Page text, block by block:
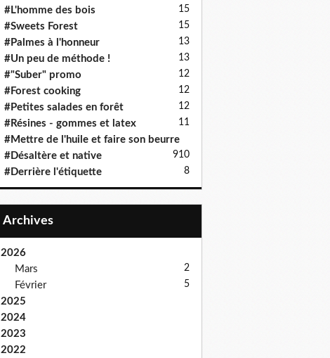
#L'homme des bois 15
#Sweets Forest 15
#Palmes à l'honneur 13
#Un peu de méthode ! 13
#"Suber" promo 12
#Forest cooking 12
#Petites salades en forêt 12
#Résines - gommes et latex 11
#Mettre de l'huile et faire son beurre
10
#Désaltère et native 9
#Derrière l'étiquette 8
Archives
2026
Mars
2
Février 5
2025
2024
2023
2022